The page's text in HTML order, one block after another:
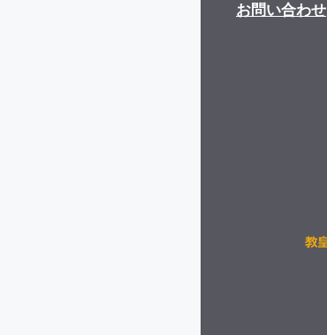
お問い合わせ